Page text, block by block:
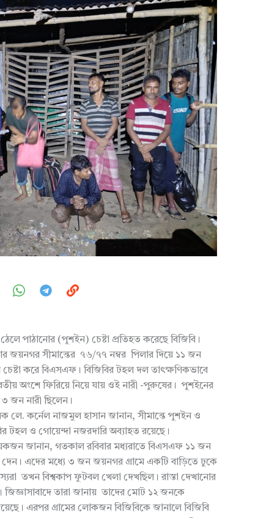
পাঠানোর (পুশইন) চেষ্টা প্রতিহত করেছে বিজিবি।
জয়নগর সীমান্তের ৭৬/৭৭ নম্বর পিলার দিয়ে ১১ জন
করে বিএসএফ। বিজিবির টহল দল তাৎক্ষণিকভাবে
অংশে ফিরিয়ে নিয়ে যায় ওই নারী -পুরুষের। পুশইনের
জন নারী ছিলেন।
লে. কর্নেল নাজমুল হাসান জানান, সীমান্তে পুশইন ও
টহল ও গোয়েন্দা নজরদারি অব্যাহত রয়েছে।
জানান, গতকাল রবিবার মধ্যরাতে বিএসএফ ১১ জন
দেন। এদের মধ্যে ৩ জন জয়নগর গ্রামে একটি বাড়িতে ঢুকে
তখন বিশ্বকাপ ফুটবল খেলা দেখছিল। রাস্তা দেখানোর
তারা জানায় তাদের মোট ১২ জনকে
এরপর গ্রামের লোকজন বিজিবিকে জানালে বিজিবি